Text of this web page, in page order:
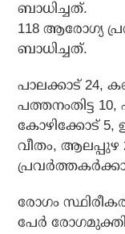
ബാധിച്ചത്.
118 ആരോഗ്യ
ബാധിച്ചത്.
പാലക്കാട് 24,
പത്തനംതിട്ട
കോഴിക്കോട് 5,
വീതം,
രോഗം
പേര്‍ രോഗമുക്തി